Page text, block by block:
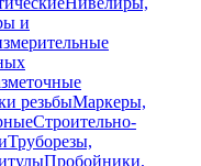
и
резьбыМаркеры,
Строительно-
Труборезы,
Пробойники,